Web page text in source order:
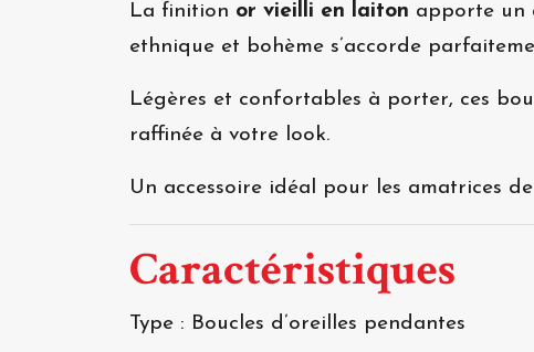
La finition or vieilli en laiton apporte un
ethnique et bohème s’accorde
Légères et confortables à porter, ces
raffinée à votre look.
Un accessoire idéal pour les amatrices
Caractéristiques
Type : Boucles d’oreilles pendantes